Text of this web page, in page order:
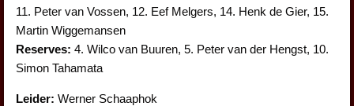
11. Peter van Vossen, 12. Eef Melgers, 14. Henk de Gier, 15.
Martin Wiggemansen
Reserves: 4. Wilco van Buuren, 5. Peter van der Hengst, 10.
Simon Tahamata
Leider: Werner Schaaphok